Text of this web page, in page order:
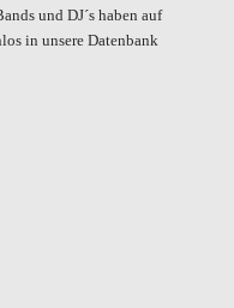
und DJ´s haben auf
in unsere Datenbank